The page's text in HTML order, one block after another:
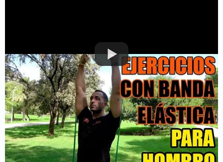
Puedes consultar más videos en nuestrocanal de YouTube.
Ejercicios para espalda con banda elástica